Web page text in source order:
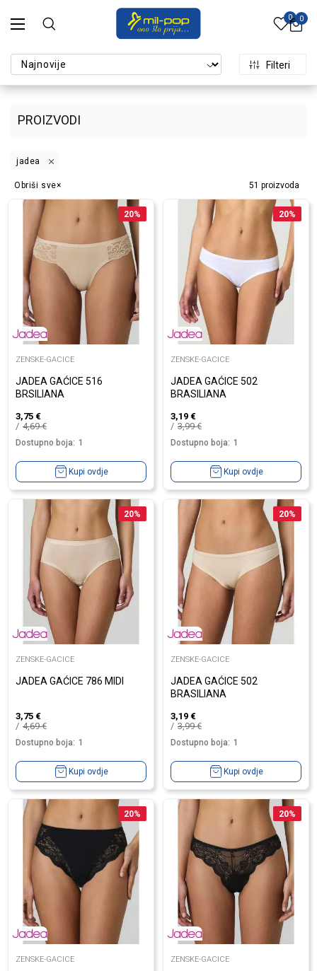
0 0
PROIZVODI
Filteri
jadea
51 proizvoda
Obriši sve
20%
ZENSKE-GACICE
JADEA GAĆICE 516
BRSILIANA
3,75 €
4,69€
Dostupno boja: 1
Kupi ovdje
20%
ZENSKE-GACICE
JADEA GAĆICE 502
BRASILIANA
3,19 €
3,99€
Dostupno boja: 1
Kupi ovdje
20%
ZENSKE-GACICE
JADEA GAĆICE 786 MIDI
3,75 €
4,69€
Dostupno boja: 1
Kupi ovdje
20%
ZENSKE-GACICE
JADEA GAĆICE 502
BRASILIANA
3,19 €
3,99€
Dostupno boja: 1
Kupi ovdje
20%
ZENSKE-GACICE
20%
ZENSKE-GACICE